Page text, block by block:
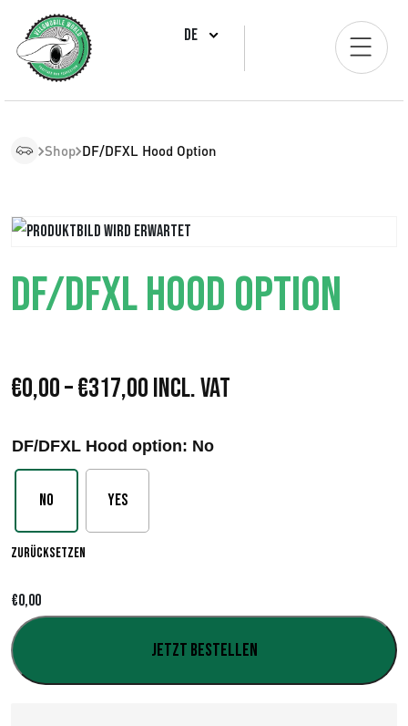
DE
Shop DF/DFXL Hood Option
DF/DFXL HOOD OPTION
€0,00–€317,00P
e
s
a
n
Incl. VAT
DF/DFXL Hood option: No
No Yes
Zurücksetzen
€0,00
Jetzt bestellen